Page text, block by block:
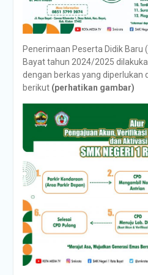
Penerimaan Peserta Didik Baru
Bayat tahun 2024/2025
dengan berkas yang diperlukan
berikut (perhatikan gambar)